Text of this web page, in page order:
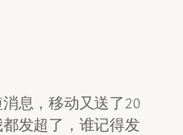
息，移动又送了20
发超了，谁记得发